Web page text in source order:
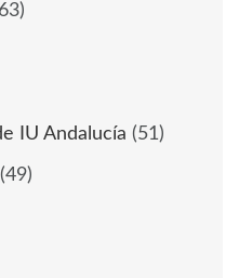
IU Andalucía (51)
(49)